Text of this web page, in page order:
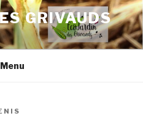
GRIVAUDS
Menu